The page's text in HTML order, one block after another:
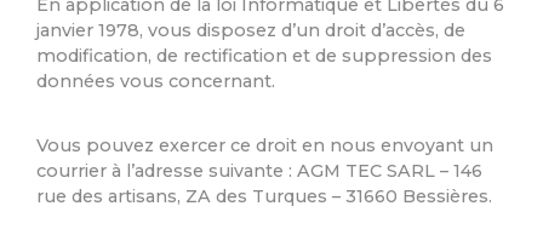
En application de la loi Informatique et Libertés du 6
janvier 1978, vous disposez d’un droit d’accès, de
modification, de rectification et de suppression des
données vous concernant.
Vous pouvez exercer ce droit en nous envoyant un
courrier à l’adresse suivante : AGM TEC SARL – 146
rue des artisans, ZA des Turques – 31660 Bessières.